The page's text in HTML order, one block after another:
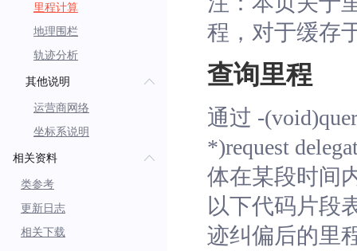
里程计算
地理围栏
轨迹分析
其他说明
运营商网络
坐标系说明
相关资料
类参考
更新日志
相关下载
程，对于缓存
查询里程
通过 -
*)request
体在某段时间
以下代码片段
迹纠偏后的里